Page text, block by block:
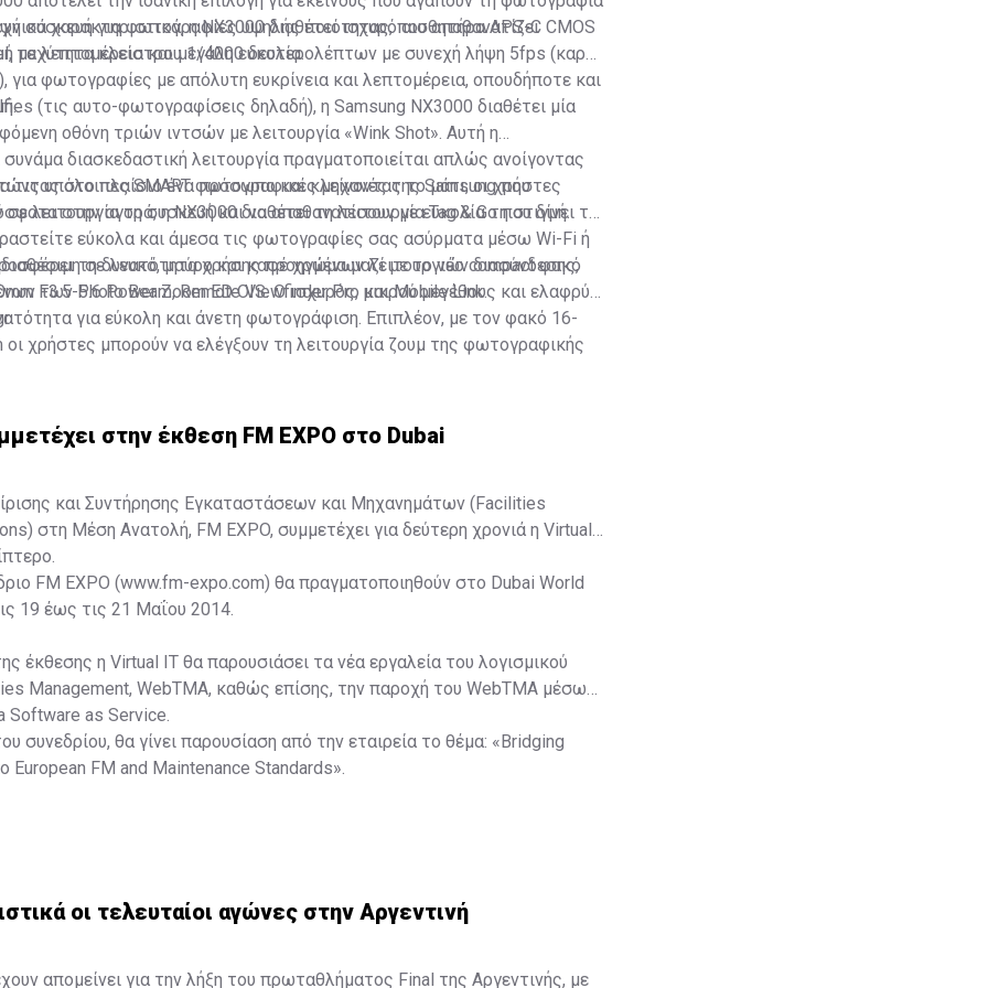
συσκευή για φωτογραφίες υψηλής ποιότητας, που απαθανατίζει
με λεπτομέρεια και μεγάλη ευκολία.
χαρακτηριστικά, η ΝΧ3000 διαθέτει ισχυρό αισθητήρα APS-C CMOS
ταχύτητα κλείστρου 1/4000 δευτερολέπτων με συνεχή λήψη 5fps (καρέ
για φωτογραφίες με απόλυτη ευκρίνεια και λεπτομέρεια, οπουδήποτε και
(τις αυτο-φωτογραφίσεις δηλαδή), η Samsung NX3000 διαθέτει μία
οθόνη τριών ιντσών με λειτουργία «Wink Shot». Αυτή η
διασκεδαστική λειτουργία πραγματοποιείται απλώς ανοίγοντας
στο πλαίσιο ένα πρόσωπο και κλείνοντας το μάτι, οι χρήστες
λειτουργία τη συσκευή και να απαθανατίσουν με ευκολία τη στιγμή.
τις υπόλοιπες SMART φωτογραφικές μηχανές της Samsung που
στην αγορά, η ΝΧ3000 διαθέτει τη λειτουργία Tag & Go που δίνει τη
εύκολα και άμεσα τις φωτογραφίες σας ασύρματα μέσω Wi-Fi ή
τη δυνατότητα χρήσης προηγμένων λειτουργιών διασύνδεσης,
των Photo Beam, Remote Viewfinder Pro και Mobile Link.
σε λευκό, μαύρο και καφέ χρώμα μαζί με το νέο compact φακό
F3.5-5.6 Power Zoom ED OIS. Ο ισχυρός, μικρού μεγέθους και ελαφρύς
για εύκολη και άνετη φωτογράφιση. Επιπλέον, με τον φακό 16-
χρήστες μπορούν να ελέγξουν τη λειτουργία ζουμ της φωτογραφικής
στην έκθεση FM EXPO στο Dubai
και Συντήρησης Εγκαταστάσεων και Μηχανημάτων (Facilities
στη Μέση Ανατολή, FM EXPO, συμμετέχει για δεύτερη χρονιά η Virtual
FM EXPO (www.fm-expo.com) θα πραγματοποιηθούν στο Dubai World
19 έως τις 21 Μαΐου 2014.
έκθεσης η Virtual IT θα παρουσιάσει τα νέα εργαλεία του λογισμικού
Management, WebTMA, καθώς επίσης, την παροχή του WebTMA μέσω
Software as Service.
συνεδρίου, θα γίνει παρουσίαση από την εταιρεία το θέμα: «Bridging
European FM and Maintenance Standards».
οι τελευταίοι αγώνες στην Αργεντινή
απομείνει για την λήξη του πρωταθλήματος Final της Αργεντινής, με